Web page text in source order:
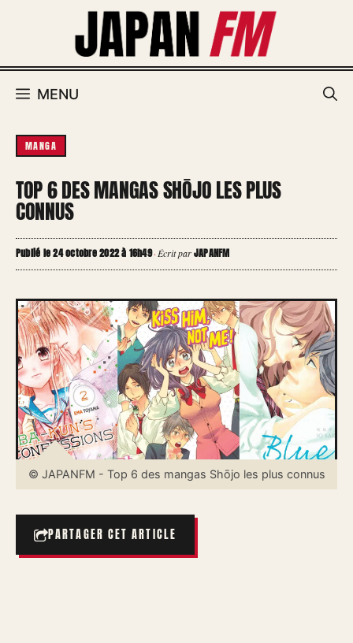
MENU
MANGA
TOP 6 DES MANGAS SHŌJO LES PLUS
CONNUS
Publié le 24 octobre 2022 à 16h49·Écrit parJAPANFM
© JAPANFM - Top 6 des mangas Shōjo les plus connus
PARTAGER CET ARTICLE